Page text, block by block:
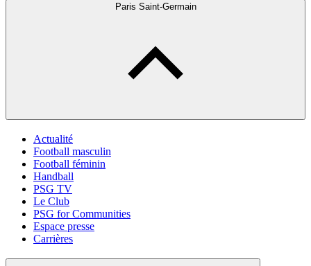
Paris Saint-Germain
Actualité
Football masculin
Football féminin
Handball
PSG TV
Le Club
PSG for Communities
Espace presse
Carrières